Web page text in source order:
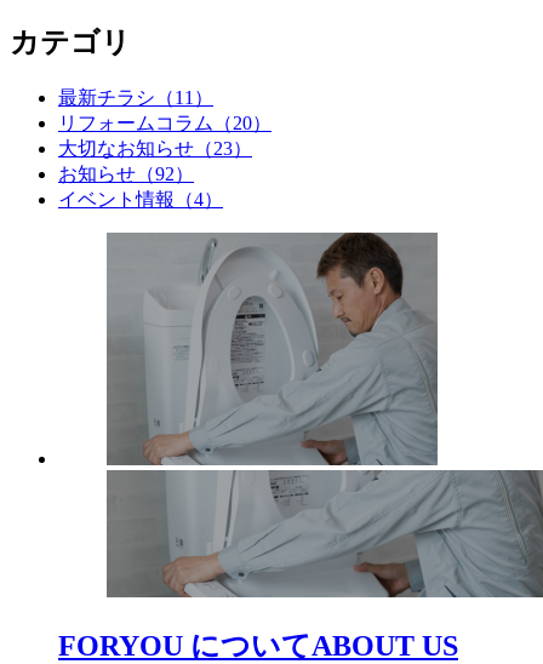
カテゴリ
最新チラシ（11）
リフォームコラム（20）
大切なお知らせ（23）
お知らせ（92）
イベント情報（4）
FORYOU についてABOUT US